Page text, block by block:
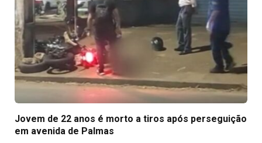
Jovem de 22 anos é morto a tiros após perseguição
em avenida de Palmas